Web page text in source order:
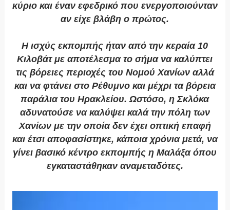
κύριο και έναν εφεδρικό που ενεργοποιούνταν
αν είχε βλάβη ο πρώτος.
Η ισχύς εκπομπής ήταν από την κεραία 10
Κιλοβάτ με αποτέλεσμα το σήμα να καλύπτει
τις βόρειες περιοχές του Νομού Χανίων αλλά
και να φτάνει στο Ρέθυμνο και μέχρι τα βόρεια
παράλια του Ηρακλείου. Ωστόσο, η Σκλόκα
αδυνατούσε να καλύψει καλά την πόλη των
Χανίων με την οποία δεν έχει οπτική επαφή
και έτσι αποφασίστηκε, κάποια χρόνια μετά, να
γίνει βασικό κέντρο εκπομπής η Μαλάξα όπου
εγκαταστάθηκαν αναμεταδότες.